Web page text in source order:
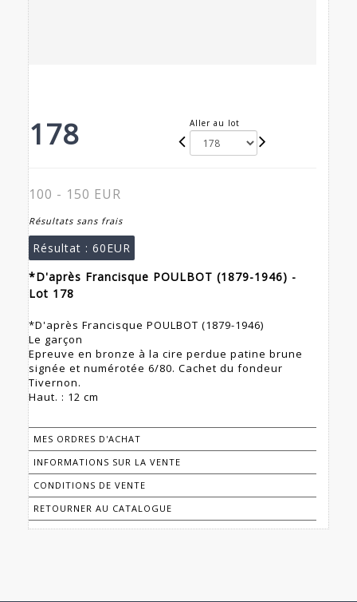
178 Aller au lot
100 - 150 EUR
Résultats sans frais
Résultat : 60EUR
*D'après Francisque POULBOT (1879-1946) -
Lot 178
*D'après Francisque POULBOT (1879-1946)
Le garçon
Epreuve en bronze à la cire perdue patine brune
signée et numérotée 6/80. Cachet du fondeur
Tivernon.
Haut. : 12 cm
MES ORDRES D'ACHAT
INFORMATIONS SUR LA VENTE
CONDITIONS DE VENTE
RETOURNER AU CATALOGUE